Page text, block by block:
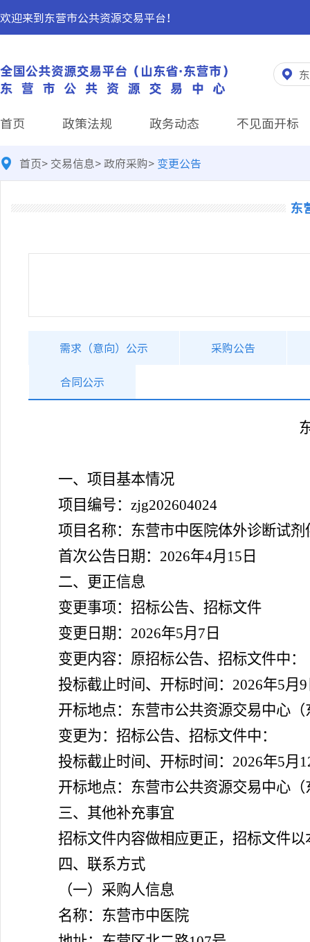
欢迎来到东营市公共资源交易平台！
首页 政策法规 政务动态 不见面开标
首页> 交易信息>政府采购> 变更公告
东
需求（意向）公示 采购公告
合同公示
一、项目基本情况
项目编号：zjg202604024
项目名称：东营市中医院体外诊断试剂
首次公告日期：2026年4月15日
二、更正信息
变更事项：招标公告、招标文件
变更日期：2026年5月7日
变更内容：原招标公告、招标文件中：
投标截止时间、开标时间：2026年5月
开标地点：东营市公共资源交易中心
变更为：招标公告、招标文件中：
投标截止时间、开标时间：2026年5月
开标地点：东营市公共资源交易中心
三、其他补充事宜
招标文件内容做相应更正，招标文件
四、联系方式
（一）采购人信息
名称：东营市中医院